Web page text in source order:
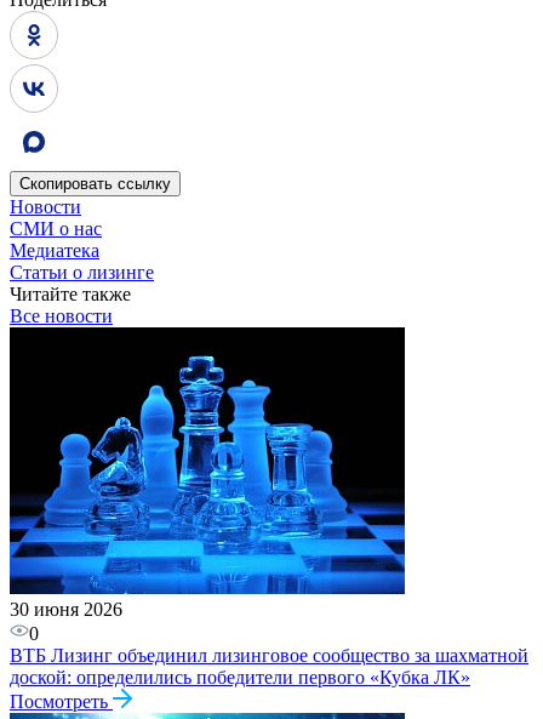
Скопировать ссылку
Новости
СМИ о нас
Медиатека
Статьи о лизинге
Читайте также
Все новости
30 июня 2026
0
ВТБ Лизинг объединил лизинговое сообщество за шахматной
доской: определились победители первого «Кубка ЛК»
Посмотреть